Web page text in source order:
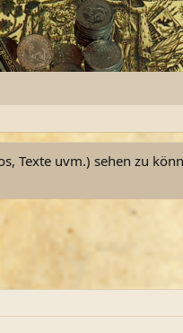
Texte uvm.) sehen zu